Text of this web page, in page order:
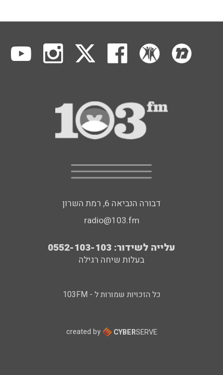
דבורה הנביאה 6, רמת השרון
radio@103.fm
עלייה לשידור: 0552-103-103
בעלות שיחה רגילה
כל הזכויות שמורות ל - 103FM
created by CYBERSERVE